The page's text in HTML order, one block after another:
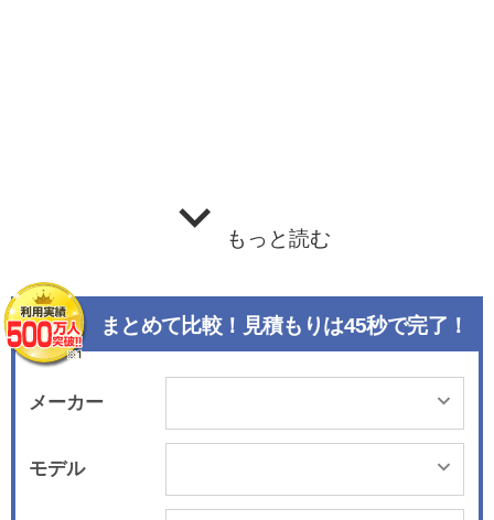
もっと読む
まとめて比較！見積もりは45秒で完了！
メーカー
モデル